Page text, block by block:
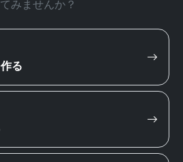
みませんか？
る